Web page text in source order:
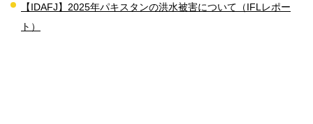
【IDAFJ】2025年パキスタンの洪水被害について（IFLレポー
ト）